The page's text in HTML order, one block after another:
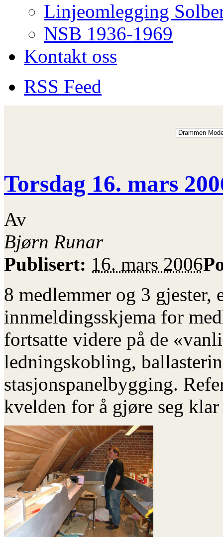
Linjeomlegging
NSB 1936-1969
Kontakt oss
RSS Feed
Torsdag 16. mars
Av
Bjørn Runar
Publisert: 16. mars 2006
8 medlemmer og 3 gjester,
innmeldingsskjema for
fortsatte videre på de
ledningskobling,
stasjonspanelbygging.
kvelden for å gjøre seg